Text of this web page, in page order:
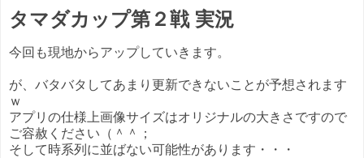
タマダカップ第２戦 実況
今回も現地からアップしていきます。
が、バタバタしてあまり更新できないことが予想されます
ｗ
アプリの仕様上画像サイズはオリジナルの大きさですので
ご容赦ください（＾＾；
そして時系列に並ばない可能性があります・・・